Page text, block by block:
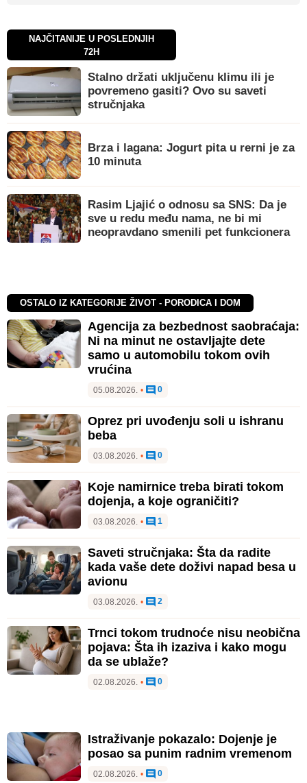
NAJČITANIJE U POSLEDNJIH
72H
Stalno držati uključenu klimu ili je
povremeno gasiti? Ovo su saveti
stručnjaka
Brza i lagana: Jogurt pita u rerni je za
10 minuta
Rasim Ljajić o odnosu sa SNS: Da je
sve u redu među nama, ne bi mi
neopravdano smenili pet funkcionera
OSTALO IZ KATEGORIJE ŽIVOT - PORODICA I DOM
Agencija za bezbednost saobraćaja:
Ni na minut ne ostavljajte dete
samo u automobilu tokom ovih
vrućina
05.08.2026. • 0
Oprez pri uvođenju soli u ishranu
beba
03.08.2026. • 0
Koje namirnice treba birati tokom
dojenja, a koje ograničiti?
03.08.2026. • 1
Saveti stručnjaka: Šta da radite
kada vaše dete doživi napad besa u
avionu
03.08.2026. • 2
Trnci tokom trudnoće nisu neobična
pojava: Šta ih izaziva i kako mogu
da se ublaže?
02.08.2026. • 0
Istraživanje pokazalo: Dojenje je
posao sa punim radnim vremenom
02.08.2026. • 0